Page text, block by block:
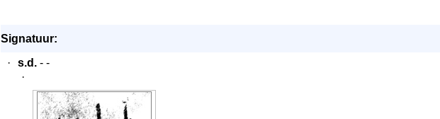
Signatuur:
·
s.d. - -
·